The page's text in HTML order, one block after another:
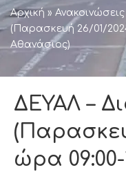
Αρχική » Ανακοινώσεις
(Παρασκευή 26/01/
Αθανάσιος)
ΔΕΥΑΛ –
ώρα 09:00-